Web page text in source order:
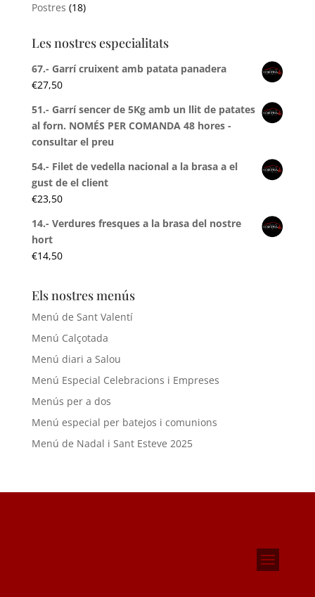
Postres (18)
Les nostres especialitats
67.- Garrí cruixent amb patata panadera
€27,50
51.- Garrí sencer de 5Kg amb un llit de patates
al forn. NOMÉS PER COMANDA 48 hores -
consultar el preu
54.- Filet de vedella nacional a la brasa a el
gust de el client
€23,50
14.- Verdures fresques a la brasa del nostre
hort
€14,50
Els nostres menús
Menú de Sant Valentí
Menú Calçotada
Menú diari a Salou
Menú Especial Celebracions i Empreses
Menús per a dos
Menú especial per batejos i comunions
Menú de Nadal i Sant Esteve 2025